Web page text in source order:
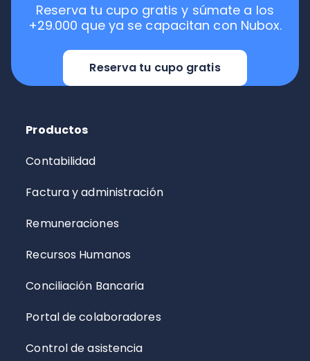
Reserva tu cupo gratis y súmate a los
+29.000 que ya se capacitan con Nubox.
Reserva tu cupo gratis
Productos
Contabilidad
Factura y administración
Remuneraciones
Recursos Humanos
Conciliación Bancaria
Portal de colaboradores
Control de asistencia